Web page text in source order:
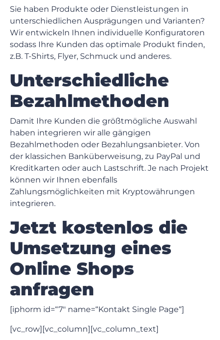
Sie haben Produkte oder Dienstleistungen in
unterschiedlichen Ausprägungen und Varianten?
Wir entwickeln Ihnen individuelle Konfiguratoren
sodass Ihre Kunden das optimale Produkt finden,
z.B. T-Shirts, Flyer, Schmuck und anderes.
Unterschiedliche
Bezahlmethoden
Damit Ihre Kunden die größtmögliche Auswahl
haben integrieren wir alle gängigen
Bezahlmethoden oder Bezahlungsanbieter. Von
der klassichen Banküberweisung, zu PayPal und
Kreditkarten oder auch Lastschrift. Je nach Projekt
können wir Ihnen ebenfalls
Zahlungsmöglichkeiten mit Kryptowährungen
integrieren.
Jetzt kostenlos die
Umsetzung eines
Online Shops
anfragen
[iphorm id=“7″ name=“Kontakt Single Page“]
[vc_row][vc_column][vc_column_text]